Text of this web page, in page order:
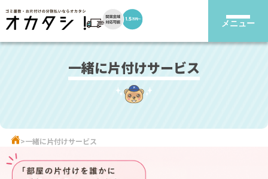
メニュー
一緒に片付けサービス
一緒に片付けサービス